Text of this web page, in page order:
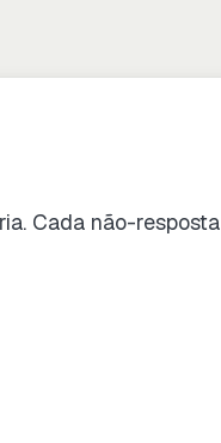
Cada não-resposta